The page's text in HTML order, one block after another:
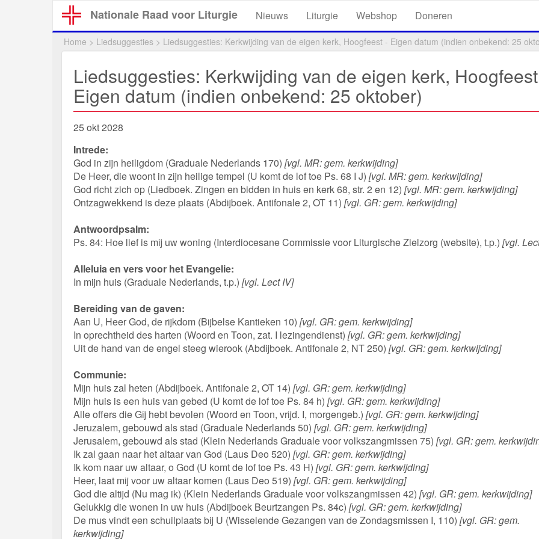
Nationale Raad voor Liturgie Nieuws Liturgie Webshop Doneren
Home > Liedsuggesties > Liedsuggesties: Kerkwijding van de eigen kerk, Hoogfeest - Eigen datum (indien onbekend: 25
Liedsuggesties: Kerkwijding van de eigen kerk,
Eigen datum (indien onbekend: 25 oktober)
25 okt 2028
Intrede:
God in zijn heiligdom (Graduale Nederlands 170) [vgl. MR: gem. kerkwijding]
De Heer, die woont in zijn heilige tempel (U komt de lof toe Ps. 68 I J) [vgl. MR: gem. kerkwijding]
God richt zich op (Liedboek. Zingen en bidden in huis en kerk 68, str. 2 en 12) [vgl. MR: gem. kerkwijding]
Ontzagwekkend is deze plaats (Abdijboek. Antifonale 2, OT 11) [vgl. GR: gem. kerkwijding]
Antwoordpsalm:
Ps. 84: Hoe lief is mij uw woning (Interdiocesane Commissie voor Liturgische Zielzorg (website), t.p.) [vgl.
Alleluia en vers voor het Evangelie:
In mijn huis (Graduale Nederlands, t.p.) [vgl. Lect IV]
Bereiding van de gaven:
Aan U, Heer God, de rijkdom (Bijbelse Kantieken 10) [vgl. GR: gem. kerkwijding]
In oprechtheid des harten (Woord en Toon, zat. I lezingendienst) [vgl. GR: gem. kerkwijding]
Uit de hand van de engel steeg wierook (Abdijboek. Antifonale 2, NT 250) [vgl. GR: gem. kerkwijding]
Communie:
Mijn huis zal heten (Abdijboek. Antifonale 2, OT 14) [vgl. GR: gem. kerkwijding]
Mijn huis is een huis van gebed (U komt de lof toe Ps. 84 h) [vgl. GR: gem. kerkwijding]
Alle offers die Gij hebt bevolen (Woord en Toon, vrijd. I, morgengeb.) [vgl. GR: gem. kerkwijding]
Jeruzalem, gebouwd als stad (Graduale Nederlands 50) [vgl. GR: gem. kerkwijding]
Jerusalem, gebouwd als stad (Klein Nederlands Graduale voor volkszangmissen 75) [vgl. GR: gem.
Ik zal gaan naar het altaar van God (Laus Deo 520) [vgl. GR: gem. kerkwijding]
Ik kom naar uw altaar, o God (U komt de lof toe Ps. 43 H) [vgl. GR: gem. kerkwijding]
Heer, laat mij voor uw altaar komen (Laus Deo 519) [vgl. GR: gem. kerkwijding]
God die altijd (Nu mag ik) (Klein Nederlands Graduale voor volkszangmissen 42) [vgl. GR: gem. kerkwijding]
Gelukkig die wonen in uw huis (Abdijboek Beurtzangen Ps. 84c) [vgl. GR: gem. kerkwijding]
De mus vindt een schuilplaats bij U (Wisselende Gezangen van de Zondagsmissen I, 110) [vgl. GR: gem.
kerkwijding]